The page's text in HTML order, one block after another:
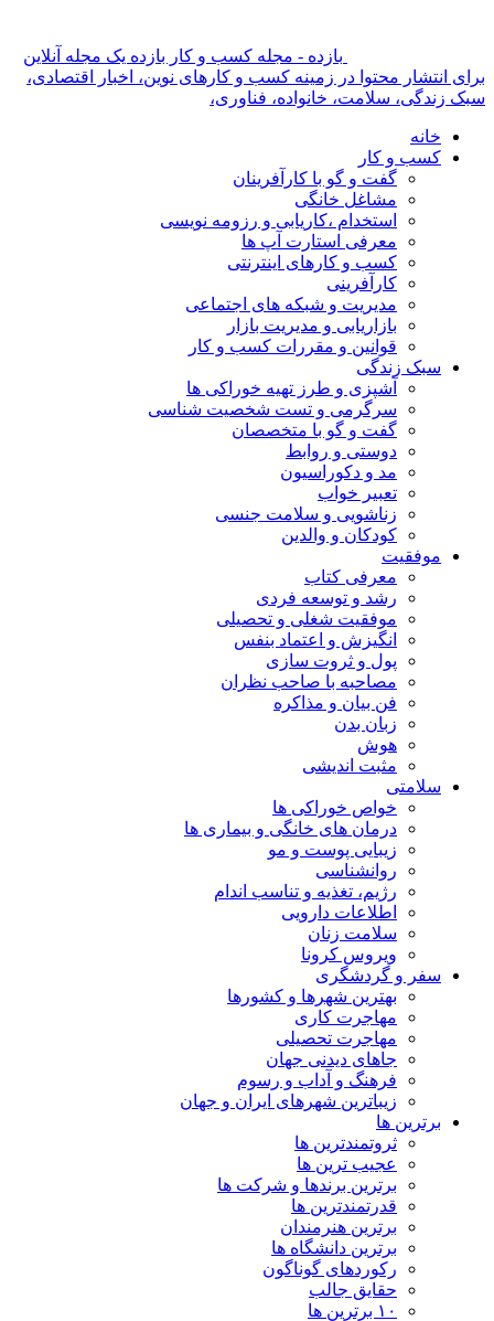
بازده - مجله کسب و کار بازده یک مجله آنلاین
برای انتشار محتوا در زمینه کسب و کارهای نوین، اخبار اقتصادی،
سبک زندگی، سلامت، خانواده، فناوری،
خانه
کسب و کار
گفت و گو با کارآفرینان
مشاغل خانگی
استخدام ،کاریابی و رزومه نویسی
معرفی استارت آپ ها
کسب و کارهای اینترنتی
کارآفرینی
مدیریت و شبکه های اجتماعی
بازاریابی و مدیریت بازار
قوانین و مقررات کسب و کار
سبک زندگی
آشپزی و طرز تهیه خوراکی ها
سرگرمی و تست شخصیت شناسی
گفت و گو با متخصصان
دوستی و روابط
مد و دکوراسیون
تعبیر خواب
زناشویی و سلامت جنسی
کودکان و والدین
موفقیت
معرفی کتاب
رشد و توسعه فردی
موفقیت شغلی و تحصیلی
انگیزش و اعتماد بنفس
پول و ثروت سازی
مصاحبه با صاحب نظران
فن بیان و مذاکره
زبان بدن
هوش
مثبت اندیشی
سلامتی
خواص خوراکی ها
درمان های خانگی و بیماری ها
زیبایی پوست و مو
روانشناسی
رژیم، تغذیه و تناسب اندام
اطلاعات دارویی
سلامت زنان
ویروس کرونا
سفر و گردشگری
بهترین شهرها و کشورها
مهاجرت کاری
مهاجرت تحصیلی
جاهای دیدنی جهان
فرهنگ و آداب و رسوم
زیباترین شهرهای ایران و جهان
برترین ها
ثروتمندترین ها
عجیب ترین ها
برترین برندها و شرکت ها
قدرتمندترین ها
برترین هنرمندان
برترین دانشگاه ها
رکوردهای گوناگون
حقایق جالب
۱۰ برترین ها